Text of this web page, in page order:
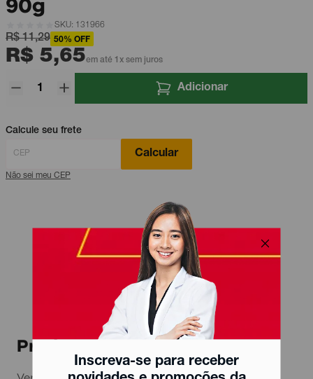
Inscreva-se para receber
90g
SKU: 131966
R$ 11,29 50% OFF
R$ 5,65em até 1x sem juros
Adicionar
Calcule seu frete
Calcular
Não sei meu CEP
Produtos relacionados